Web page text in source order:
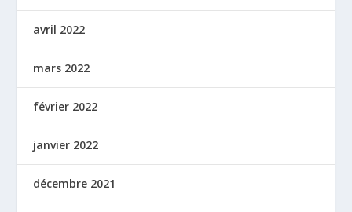
avril 2022
mars 2022
février 2022
janvier 2022
décembre 2021